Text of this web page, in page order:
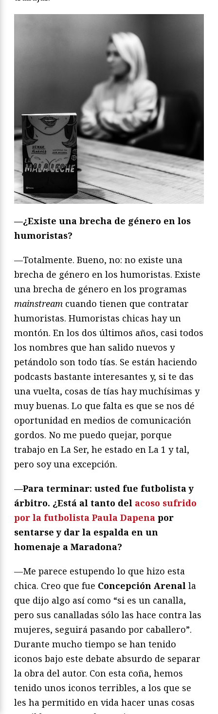
—¿Existe una brecha de género en los
humoristas?
—Totalmente. Bueno, no: no existe una
brecha de género en los humoristas. Existe
una brecha de género en los programas
mainstream cuando tienen que contratar
humoristas. Humoristas chicas hay un
montón. En los dos últimos años, casi todos
los nombres que han salido nuevos y
petándolo son todo tías. Se están haciendo
podcasts bastante interesantes y, si te das
una vuelta, cosas de tías hay muchísimas y
muy buenas. Lo que falta es que se nos dé
oportunidad en medios de comunicación
gordos. No me puedo quejar, porque
trabajo en La Ser, he estado en La 1 y tal,
pero soy una excepción.
—Para terminar: usted fue futbolista y
árbitro. ¿Está al tanto del acoso sufrido
por la futbolista Paula Dapena por
sentarse y dar la espalda en un
homenaje a Maradona?
—Me parece estupendo lo que hizo esta
chica. Creo que fue Concepción Arenal la
que dijo algo así como “si es un canalla,
pero sus canalladas sólo las hace contra las
mujeres, seguirá pasando por caballero”.
Durante mucho tiempo se han tenido
iconos bajo este debate absurdo de separar
la obra del autor. Con esta coña, hemos
tenido unos iconos terribles, a los que se
les ha permitido en vida hacer unas cosas